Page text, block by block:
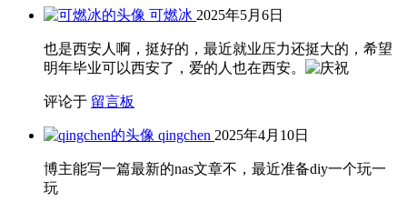
可燃冰 2025年5月6日
也是西安人啊，挺好的，最近就业压力还挺大的，希望
明年毕业可以西安了，爱的人也在西安。
评论于 留言板
qingchen 2025年4月10日
博主能写一篇最新的nas文章不，最近准备diy一个玩一
玩